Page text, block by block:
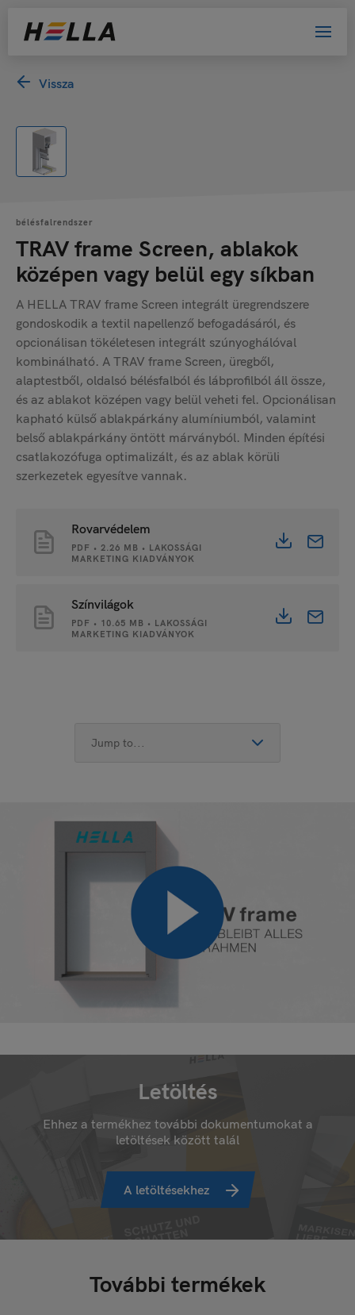
Vissza
bélésfalrendszer
TRAV frame Screen, ablakok
középen vagy belül egy síkban
A HELLA TRAV frame Screen integrált üregrendszere
gondoskodik a textil napellenző befogadásáról, és
opcionálisan tökéletesen integrált szúnyoghálóval
kombinálható. A TRAV frame Screen, üregből,
alaptestből, oldalsó bélésfalból és lábprofilból áll össze,
és az ablakot középen vagy belül veheti fel. Opcionálisan
kapható külső ablakpárkány alumíniumból, valamint
belső ablakpárkány öntött márványból. Minden építési
csatlakozófuga optimalizált, és az ablak körüli
szerkezetek egyesítve vannak.
Rovarvédelem
PDF • 2.26 MB • LAKOSSÁGI
MARKETING KIADVÁNYOK
Színvilágok
PDF • 10.65 MB • LAKOSSÁGI
MARKETING KIADVÁNYOK
Letöltés
Ehhez a termékhez további dokumentumokat a
letöltések között talál
A letöltésekhez
További termékek